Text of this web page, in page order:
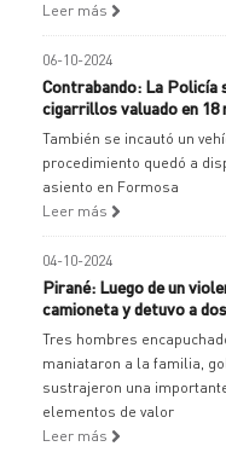
Leer más
06-10-2024
Contrabando: La Policía
cigarrillos valuado en 18
También se incautó un
procedimiento quedó a
asiento en Formosa
Leer más
04-10-2024
Pirané: Luego de un
camioneta y detuvo a
Tres hombres
maniataron a la familia,
sustrajeron una
elementos de valor
Leer más